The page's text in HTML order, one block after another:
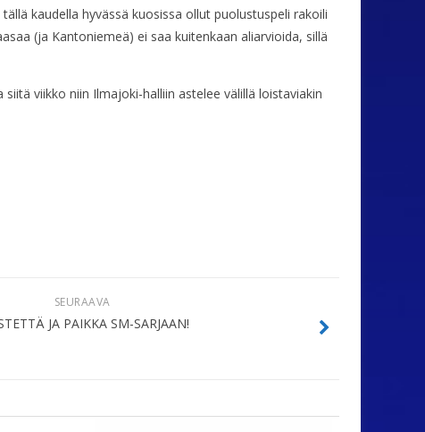
kaudella hyvässä kuosissa ollut puolustuspeli rakoili
(ja Kantoniemeä) ei saa kuitenkaan aliarvioida, sillä
viikko niin Ilmajoki-halliin astelee välillä loistaviakin
SEURAAVA
JA PAIKKA SM-SARJAAN!